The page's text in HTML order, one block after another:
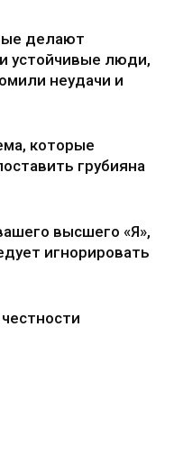
делают
устойчивые люди,
неудачи и
которые
грубияна
высшего «Я»,
игнорировать